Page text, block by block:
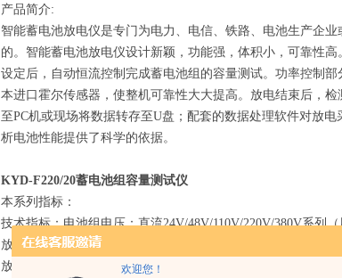
欢迎您！
产品简介:
智能蓄电池放电仪是专门为电力、电信、铁路、电池生产企
的。智能蓄电池放电仪设计新颖，功能强，体积小，可靠性
设定后，自动恒流控制完成蓄电池组的容量测试。功率控制
本进口霍尔传感器，使整机可靠性大大提高。放电结束后，
至PC机或现场将数据转存至U盘；配套的数据处理软件对放
析电池性能提供了科学的依据。
KYD-F220/20蓄电池组容量测试仪
本系列指标：
技术指标：电池组电压：直流24V/48V/110V/220V/380V系列（
放电电流：20A/40A/60A/80A/100A/150A/200A/400A/500A系列
放电功率：0.5-25kw